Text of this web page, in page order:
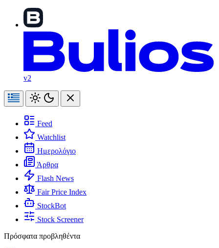
v2
Feed
Watchlist
Ημερολόγιο
Άρθρα
Flash News
Fair Price Index
StockBot
Stock Screener
Πρόσφατα προβληθέντα